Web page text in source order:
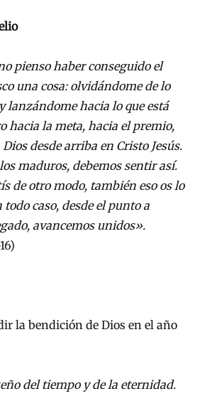
pienso haber conseguido el
una cosa: olvidándome de lo
lanzándome hacia lo que está
hacia la meta, hacia el premio,
desde arriba en Cristo Jesús.
maduros, debemos sentir así.
de otro modo, también eso os lo
todo caso, desde el punto a
avancemos unidos».
la bendición de Dios en el año
del tiempo y de la eternidad.